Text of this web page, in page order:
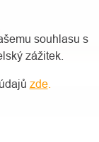
souhlasu s
zážitek.
zde.